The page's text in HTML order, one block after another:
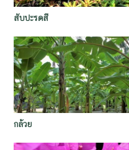
สับปะรดสี
กล้วย